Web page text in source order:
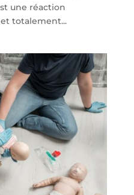
une réaction
totalement...